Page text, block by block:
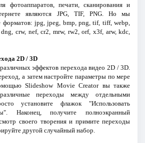
фотоаппаратов, печати, сканирования и
являются JPG, TIF, PNG. Но мы
форматов: jpg, jpeg, bmp, png, tif, tiff, webp,
crw, nef, cr2, mrw, rw2, orf, x3f, arw, kdc,
2D / 3D
эффектов перехода видео 2D / 3D.
а затем настройте параметры по мере
Slideshow Movie Creator вы также
переходы между отдельными
установите флажок "Использовать
Наконец, получите полноэкранный
своего творения и примите переходы
другой случайный набор.